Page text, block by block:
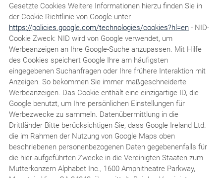
Gesetzte Cookies Weitere Informationen hierzu finden Sie in
der Cookie-Richtlinie von Google unter
https://policies.google.com/technologies/cookies?hl=en- NID-
Cookie Zweck: NID wird von Google verwendet, um
Werbeanzeigen an Ihre Google-Suche anzupassen. Mit Hilfe
des Cookies speichert Google Ihre am häufigsten
eingegebenen Suchanfragen oder Ihre frühere Interaktion mit
Anzeigen. So bekommen Sie immer maßgeschneiderte
Werbeanzeigen. Das Cookie enthält eine einzigartige ID, die
Google benutzt, um Ihre persönlichen Einstellungen für
Werbezwecke zu sammeln. Datenübermittlung in die
Drittländer Bitte berücksichtigen Sie, dass Google Ireland Ltd.
die im Rahmen der Nutzung von Google Maps oben
beschriebenen personenbezogenen Daten gegebenenfalls für
die hier aufgeführten Zwecke in die Vereinigten Staaten zum
Mutterkonzern Alphabet Inc., 1600 Amphitheatre Parkway,